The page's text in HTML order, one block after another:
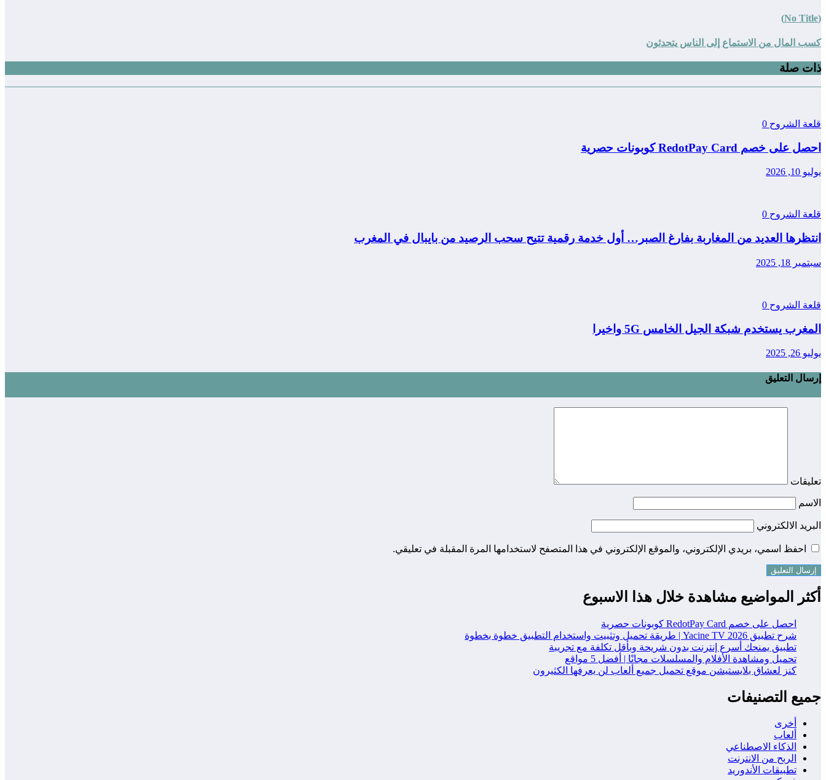
(No Title)
كسب المال من الاستماع إلى الناس يتحدثون
ذات صلة
قلعة الشروح 0
احصل على خصم RedotPay Card كوبونات حصرية
يوليو 10, 2026
قلعة الشروح 0
انتظرها العديد من المغاربة بفارغ الصبر… أول خدمة رقمية تتيح سحب الرصيد من بايبال في المغرب
سبتمبر 18, 2025
قلعة الشروح 0
المغرب يستخدم شبكة الجيل الخامس 5G واخيرا
يوليو 26, 2025
إرسال التعليق
تعليقات
الاسم
البريد الالكتروني
احفظ اسمي، بريدي الإلكتروني، والموقع الإلكتروني في هذا المتصفح لاستخدامها المرة المقبلة في تعليقي.
أكثر المواضيع مشاهدة خلال هذا الاسبوع
احصل على خصم RedotPay Card كوبونات حصرية
شرح تطبيق Yacine TV 2026 | طريقة تحميل وتثبيت واستخدام التطبيق خطوة بخطوة
تطبيق يمنحك أسرع إنترنت بدون شريحة وبأقل تكلفة مع تجريبة
تحميل ومشاهدة الأفلام والمسلسلات مجانًا | أفضل 5 مواقع
كنز لعشاق بلايستيشن موقع تحميل جميع ألعاب لن يعرفها الكثيرون
جميع التصنيفات
أخرى
ألعاب
الذكاء الاصطناعي
الربح من الانترنت
تطبيقات الأندوريد